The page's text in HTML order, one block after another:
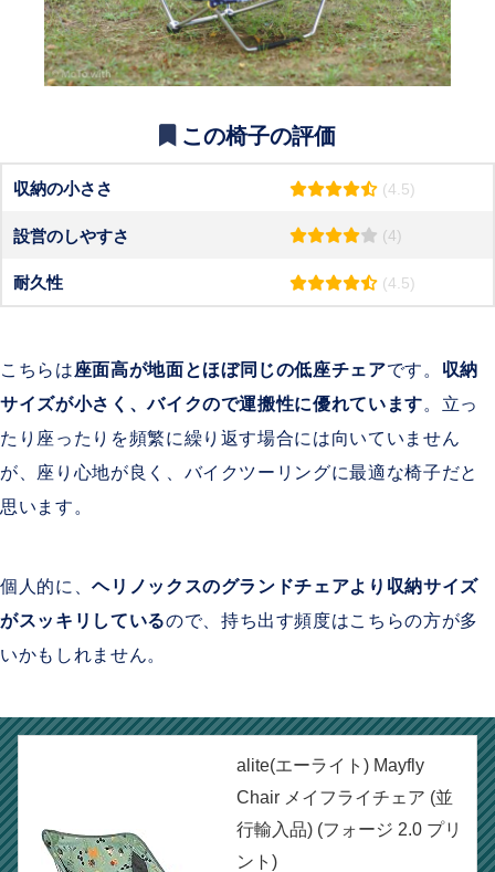
この椅子の評価
収納の小ささ (4.5)
設営のしやすさ (4)
耐久性 (4.5)
こちらは座面高が地面とほぼ同じの低座チェアです。 収納
サイズが小さく、バイクので運搬性に優れています。立っ
たり座ったりを頻繁に繰り返す場合には向いていません
が、座り心地が良く、バイクツーリングに最適な椅子だと
思います。
個人的に、ヘリノックスのグランドチェアより収納サイズ
がスッキリしているので、持ち出す頻度はこちらの方が多
いかもしれません。
alite(エーライト) Mayfly
Chair メイフライチェア (並
行輸入品) (フォージ 2.0 プリ
ント)